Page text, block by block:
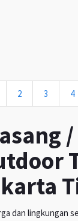
2 3 4
dan lingkungan